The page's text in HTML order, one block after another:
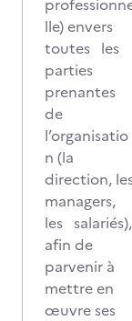
lle) envers
toutes les
parties
prenantes
de
l’organisatio
n (la
direction,
managers,
les salariés),
afin de
parvenir à
mettre en
œuvre ses